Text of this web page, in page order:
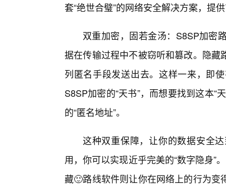
套“绝世合璧”的网络安全解决方案，提
双重加密，固若金汤：S8SP加密
据在传输过程中不被窃听和篡改。隐
列匿名手段发送出去。这样一来，即
S8SP加密的“天书”，而想要找到这本“
的“匿名地址”。
这种双重保障，让你的数据安全
用，你可以实现近乎完美的“数字隐身”
藏🙂路线软件则让你在网络上的行为